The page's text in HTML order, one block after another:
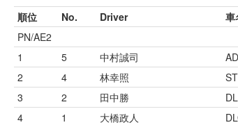
順位
No. Driver 車
PN/AE2
1
5 中村誠司
2
4 林幸照
3
2 田中勝
4
1 大橋政人